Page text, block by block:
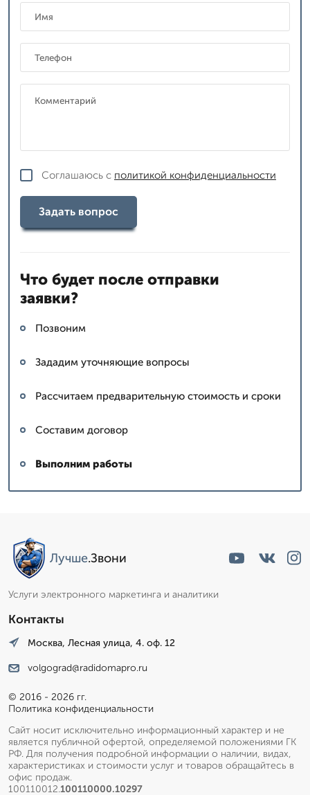
Соглашаюсь с политикой конфиденциальности
Задать вопрос
Что будет после отправки
заявки?
Позвоним
Зададим уточняющие вопросы
Рассчитаем предварительную стоимость и сроки
Составим договор
Выполним работы
Лучше.Звони
Услуги электронного маркетинга и аналитики
Контакты
Москва, Лесная улица, 4. оф. 12
volgograd@radidomapro.ru
© 2016 - 2026 гг.
Политика конфиденциальности
Сайт носит исключительно информационный характер и не
является публичной офертой, определяемой положениями ГК
РФ. Для получения подробной информации о наличии, видах,
характеристиках и стоимости услуг и товаров обращайтесь в
офис продаж.
100110012.100110000.10297